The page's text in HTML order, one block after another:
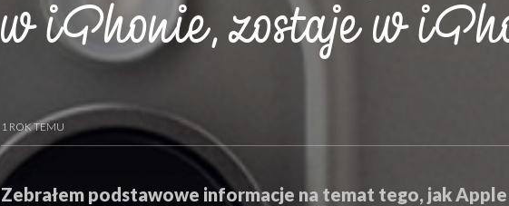
w iPhonie, zostaje w
1 ROK TEMU
Zebrałem podstawowe informacje na temat tego, jak